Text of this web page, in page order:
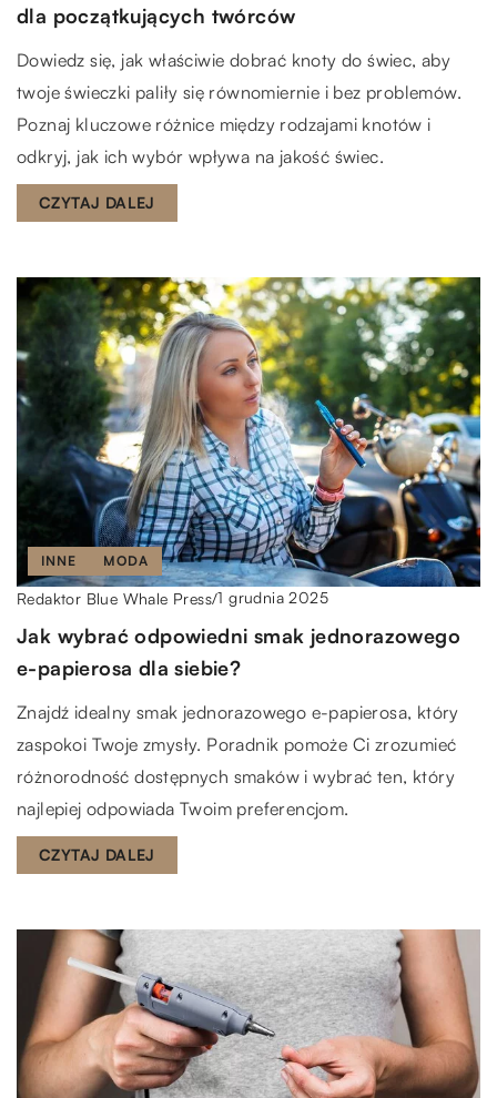
dla początkujących twórców
Dowiedz się, jak właściwie dobrać knoty do świec, aby
twoje świeczki paliły się równomiernie i bez problemów.
Poznaj kluczowe różnice między rodzajami knotów i
odkryj, jak ich wybór wpływa na jakość świec.
CZYTAJ DALEJ
INNE MODA
Redaktor Blue Whale Press/1 grudnia 2025
Jak wybrać odpowiedni smak jednorazowego
e-papierosa dla siebie?
Znajdź idealny smak jednorazowego e-papierosa, który
zaspokoi Twoje zmysły. Poradnik pomoże Ci zrozumieć
różnorodność dostępnych smaków i wybrać ten, który
najlepiej odpowiada Twoim preferencjom.
CZYTAJ DALEJ